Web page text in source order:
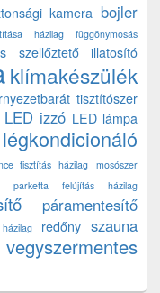
kamera bojler
házilag
függönymosás
szellőztető
illatosító
klímakészülék
tisztítószer
LED izzó LED lámpa
légkondicionáló
tisztítás házilag
mosószer
parketta felújítás házilag
páramentesítő
redőny szauna
vegyszermentes